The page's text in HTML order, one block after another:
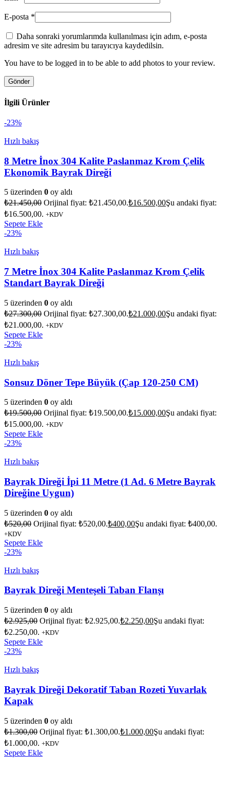
E-posta *
Daha sonraki yorumlarımda kullanılması için adım, e-posta
adresim ve site adresim bu tarayıcıya kaydedilsin.
You have to be logged in to be able to add photos to your review.
İlgili Ürünler
-23%
Hızlı bakış
8 Metre İnox 304 Kalite Paslanmaz Krom Çelik
Ekonomik Bayrak Direği
5 üzerinden 0 oy aldı
₺21.450,00 Orijinal fiyat: ₺21.450,00.₺16.500,00Şu andaki fiyat:
₺16.500,00. +KDV
Sepete Ekle
-23%
Hızlı bakış
7 Metre İnox 304 Kalite Paslanmaz Krom Çelik
Standart Bayrak Direği
5 üzerinden 0 oy aldı
₺27.300,00 Orijinal fiyat: ₺27.300,00.₺21.000,00Şu andaki fiyat:
₺21.000,00. +KDV
Sepete Ekle
-23%
Hızlı bakış
Sonsuz Döner Tepe Büyük (Çap 120-250 CM)
5 üzerinden 0 oy aldı
₺19.500,00 Orijinal fiyat: ₺19.500,00.₺15.000,00Şu andaki fiyat:
₺15.000,00. +KDV
Sepete Ekle
-23%
Hızlı bakış
Bayrak Direği İpi 11 Metre (1 Ad. 6 Metre Bayrak
Direğine Uygun)
5 üzerinden 0 oy aldı
₺520,00 Orijinal fiyat: ₺520,00.₺400,00Şu andaki fiyat: ₺400,00.
+KDV
Sepete Ekle
-23%
Hızlı bakış
Bayrak Direği Menteşeli Taban Flanşı
5 üzerinden 0 oy aldı
₺2.925,00 Orijinal fiyat: ₺2.925,00.₺2.250,00Şu andaki fiyat:
₺2.250,00. +KDV
Sepete Ekle
-23%
Hızlı bakış
Bayrak Direği Dekoratif Taban Rozeti Yuvarlak
Kapak
5 üzerinden 0 oy aldı
₺1.300,00 Orijinal fiyat: ₺1.300,00.₺1.000,00Şu andaki fiyat:
₺1.000,00. +KDV
Sepete Ekle